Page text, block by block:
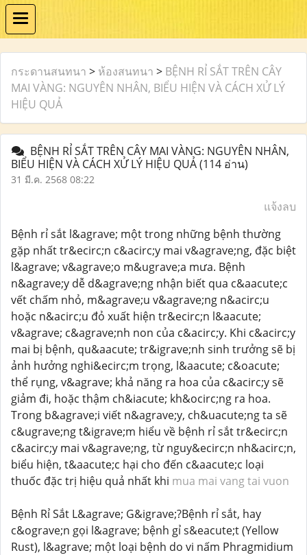
กระดานสนทนา > ห้องสนทนา > BỆNH RỈ SẮT TRÊN CÂY
MAI VÀNG: NGUYÊN NHÂN, BIỂU HIỆN VÀ CÁCH XỬ LÝ
HIỆU QUẢ
BỆNH RỈ SẮT TRÊN CÂY MAI VÀNG: NGUYÊN NHÂN,
BIỂU HIỆN VÀ CÁCH XỬ LÝ HIỆU QUẢ(114 อ่าน)
31 มี.ค. 2568 08:22
แจ้งลบ
Bệnh rỉ sắt l&agrave; một trong những bệnh thường
gặp nhất tr&ecirc;n c&acirc;y mai v&agrave;ng, đặc biệt
l&agrave; v&agrave;o m&ugrave;a mưa. Bệnh
n&agrave;y dễ d&agrave;ng nhận biết qua c&aacute;c
vết chấm nhỏ, m&agrave;u v&agrave;ng n&acirc;u
hoặc n&acirc;u đỏ xuất hiện tr&ecirc;n l&aacute;
v&agrave; c&agrave;nh non của c&acirc;y. Khi c&acirc;y
mai bị bệnh, qu&aacute; tr&igrave;nh sinh trưởng sẽ bị
ảnh hưởng nghi&ecirc;m trọng, l&aacute; c&oacute;
thể rụng, v&agrave; khả năng ra hoa của c&acirc;y sẽ
giảm đi, hoặc thậm ch&iacute; kh&ocirc;ng ra hoa.
Trong b&agrave;i viết n&agrave;y, ch&uacute;ng ta sẽ
c&ugrave;ng t&igrave;m hiểu về bệnh rỉ sắt tr&ecirc;n
c&acirc;y mai v&agrave;ng, từ nguy&ecirc;n nh&acirc;n,
biểu hiện, t&aacute;c hại cho đến c&aacute;c loại
thuốc đặc trị hiệu quả nhất khi mua mai vang tai vuon
Bệnh Rỉ Sắt L&agrave; G&igrave;?Bệnh rỉ sắt, hay
c&ograve;n gọi l&agrave; bệnh gỉ s&eacute;t (Yellow
Rust), l&agrave; một loại bệnh do vi nấm Phragmidium